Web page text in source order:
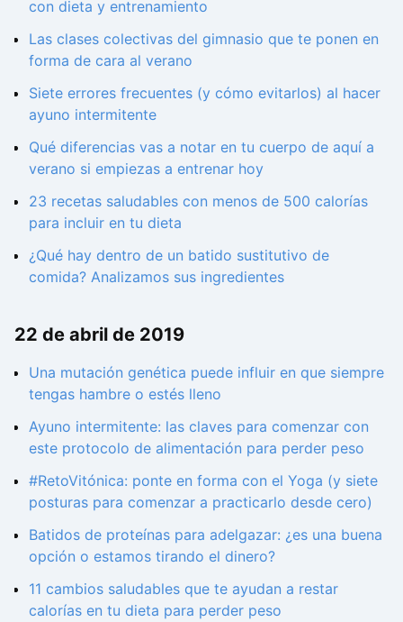
con dieta y entrenamiento
Las clases colectivas del gimnasio que te ponen en
forma de cara al verano
Siete errores frecuentes (y cómo evitarlos) al hacer
ayuno intermitente
Qué diferencias vas a notar en tu cuerpo de aquí a
verano si empiezas a entrenar hoy
23 recetas saludables con menos de 500 calorías
para incluir en tu dieta
¿Qué hay dentro de un batido sustitutivo de
comida? Analizamos sus ingredientes
22 de abril de 2019
Una mutación genética puede influir en que siempre
tengas hambre o estés lleno
Ayuno intermitente: las claves para comenzar con
este protocolo de alimentación para perder peso
#RetoVitónica: ponte en forma con el Yoga (y siete
posturas para comenzar a practicarlo desde cero)
Batidos de proteínas para adelgazar: ¿es una buena
opción o estamos tirando el dinero?
11 cambios saludables que te ayudan a restar
calorías en tu dieta para perder peso